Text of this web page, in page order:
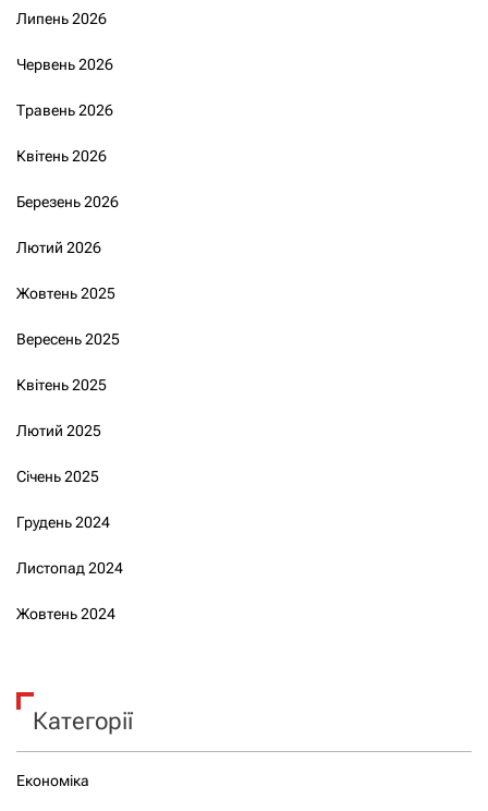
Липень 2026
Червень 2026
Травень 2026
Квітень 2026
Березень 2026
Лютий 2026
Жовтень 2025
Вересень 2025
Квітень 2025
Лютий 2025
Січень 2025
Грудень 2024
Листопад 2024
Жовтень 2024
Категорії
Економіка